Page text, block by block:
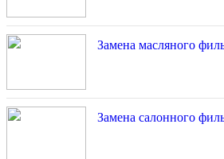
Замена масляного
Замена салонного